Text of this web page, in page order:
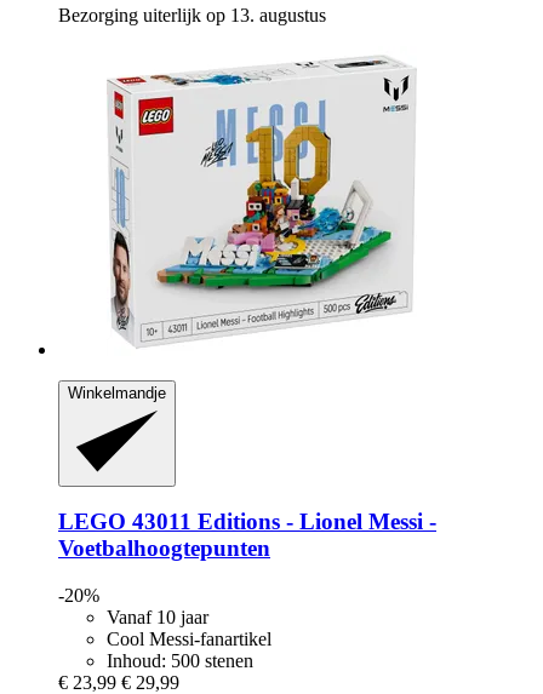
Bezorging uiterlijk op 13. augustus
Winkelmandje
LEGO 43011 Editions -​ Lionel Messi -​
Voetbalhoogtepunten
-20%
Vanaf 10 jaar
Cool Messi-fanartikel
Inhoud: 500 stenen
€ 23,99 € 29,99